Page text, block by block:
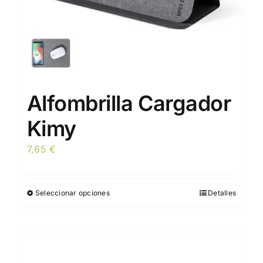
página
de
Alfombrilla Cargador
Kimy
7,65€
Seleccionar opcionesEste
Detalles